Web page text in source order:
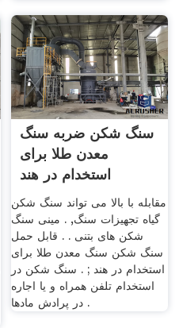
سنگ شکن ضربه سنگ
معدن طلا برای
استخدام در هند
مقابله با بالا می تواند سنگ شکن
گیاه تجهیزات سنگ, . مینی سنگ
شکن های بتنی . . قابل حمل
سنگ شکن سنگ معدن طلا برای
استخدام در هند ; . سنگ شکن در
استخدام تلفن همراه و یا اجاره
در پرادش مادها .